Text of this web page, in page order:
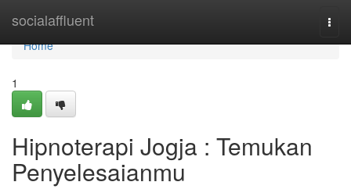
socialaffluent
Home
Home
1
Hipnoterapi Jogja : Temukan
Penyelesaianmu